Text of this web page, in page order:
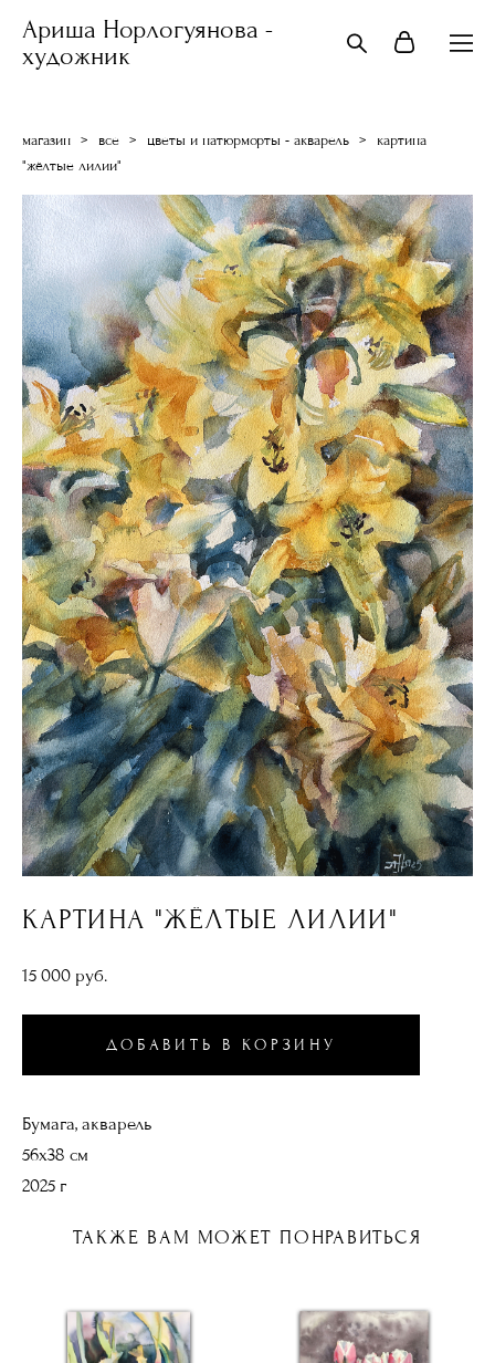
Ариша Норлогуянова -
художник
магазин > все > цветы и натюрморты - акварель >
картина
"жёлтые лилии"
КАРТИНА "ЖЁЛТЫЕ ЛИЛИИ"
15 000 pуб.
ДОБАВИТЬ В КОРЗИНУ
Бумага, акварель
56х38 см
2025 г
ТАКЖЕ ВАМ МОЖЕТ ПОНРАВИТЬСЯ